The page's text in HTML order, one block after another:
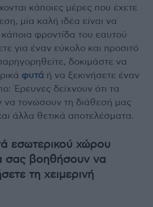
κάποιες μέρες που έχετε
μία καλή ιδέα είναι να
κάποια φροντίδα του εαυτού
για έναν εύκολο και προσιτό
δοκιμάστε να
φυτά ή να ξεκινήσετε έναν
Έρευνες δείχνουν ότι τα
να τονώσουν τη διάθεσή μας
άλλα θετικά αποτελέσματα.
εσωτερικού χώρου
σας βοηθήσουν να
τη χειμερινή